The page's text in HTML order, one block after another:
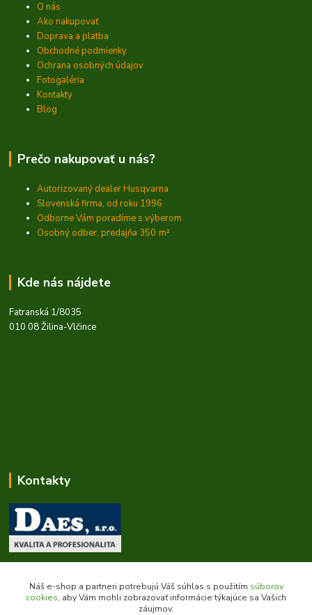
O nás
Ako nakupovať
Doprava a platba
Obchodné podmienky
Ochrana osobných údajov
Fotogaléria
Kontakty
Blog
Prečo nakupovať u nás?
Autorizovaný dealer Husqvarna
Slovenská firma, od roku 1996
Odborne Vám poradíme s výberom
Osobný odber, predajňa 350 m²
Kde nás nájdete
Fatranská 1/8035
010 08 Žilina-Vlčince
Kontakty
Zákaznícka podpora daes.sk
+421 903 707 668
(Po-Pia, 8-16 hod.)
Náš e-shop a partneri potrebujú Váš súhlas s použitím súborov
cookies, aby Vám mohli zobrazovať informácie týkajúce sa Vašich
záujmov.